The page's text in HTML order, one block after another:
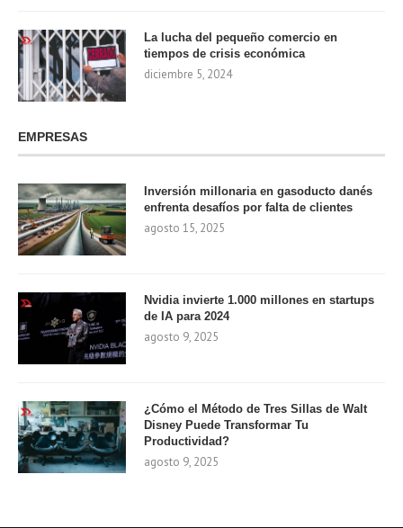
La lucha del pequeño comercio en
tiempos de crisis económica
diciembre 5, 2024
EMPRESAS
Inversión millonaria en gasoducto danés
enfrenta desafíos por falta de clientes
agosto 15, 2025
Nvidia invierte 1.000 millones en startups
de IA para 2024
agosto 9, 2025
¿Cómo el Método de Tres Sillas de Walt
Disney Puede Transformar Tu
Productividad?
agosto 9, 2025